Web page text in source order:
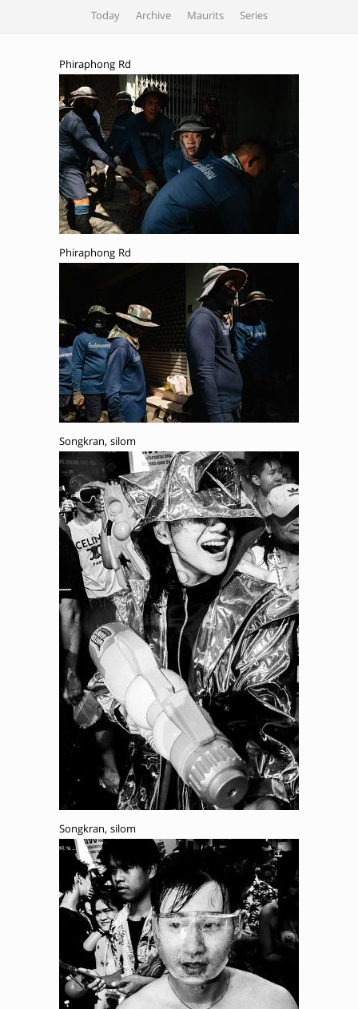
Today Archive Maurits Series
Phiraphong Rd
Phiraphong Rd
Songkran, silom
Songkran, silom